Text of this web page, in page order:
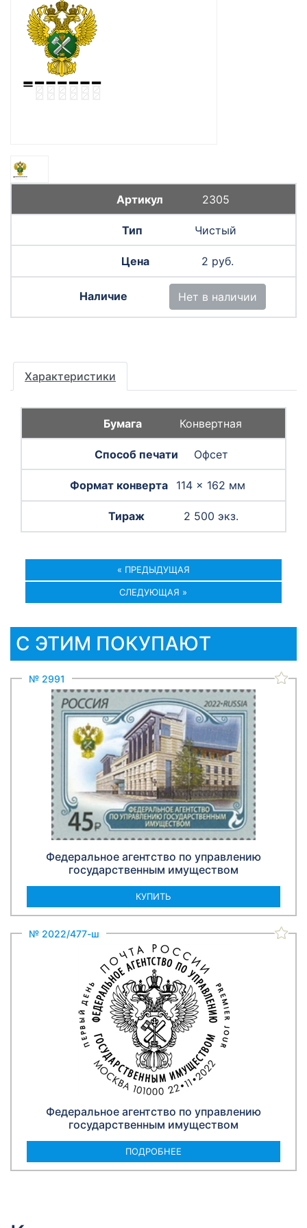
2305
Чистый
2 руб.
Нет в наличии
Характеристики
Конвертная
Офсет
114 × 162 мм
2 500 экз.
« ПРЕДЫДУЩАЯ
СЛЕДУЮЩАЯ »
С ЭТИМ ПОКУПАЮТ
№ 2991
Федеральное агентство по управлению
государственным имуществом
КУПИТЬ
№ 2022/477-ш
Федеральное агентство по управлению
государственным имуществом
ПОДРОБНЕЕ